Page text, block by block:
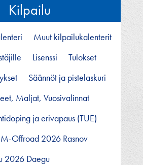
Kilpailu
Muut kilpailukalenterit
Lisenssi
Tulokset
Säännöt ja pistelaskuri
Maljat, Vuosivalinnat
ja erivapaus (TUE)
Offroad 2026 Rasnov
2026 Daegu